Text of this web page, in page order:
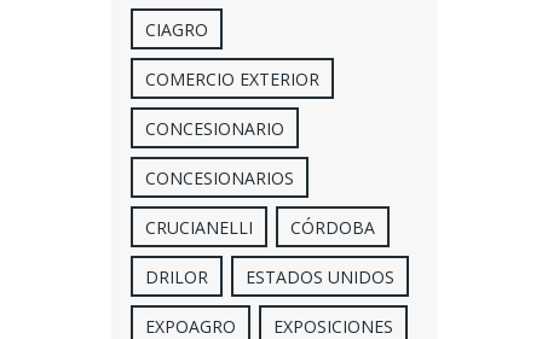
CIAGRO
COMERCIO EXTERIOR
CONCESIONARIO
CONCESIONARIOS
CRUCIANELLI CÓRDOBA
DRILOR ESTADOS UNIDOS
EXPOAGRO EXPOSICIONES